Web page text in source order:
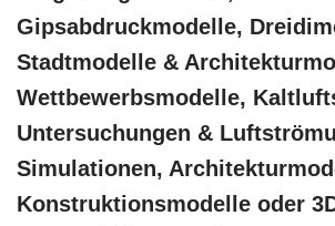
Gipsabdruckmodelle,
Stadtmodelle &
Wettbewerbsmodelle,
Untersuchungen &
Simulationen,
Konstruktionsmodelle oder